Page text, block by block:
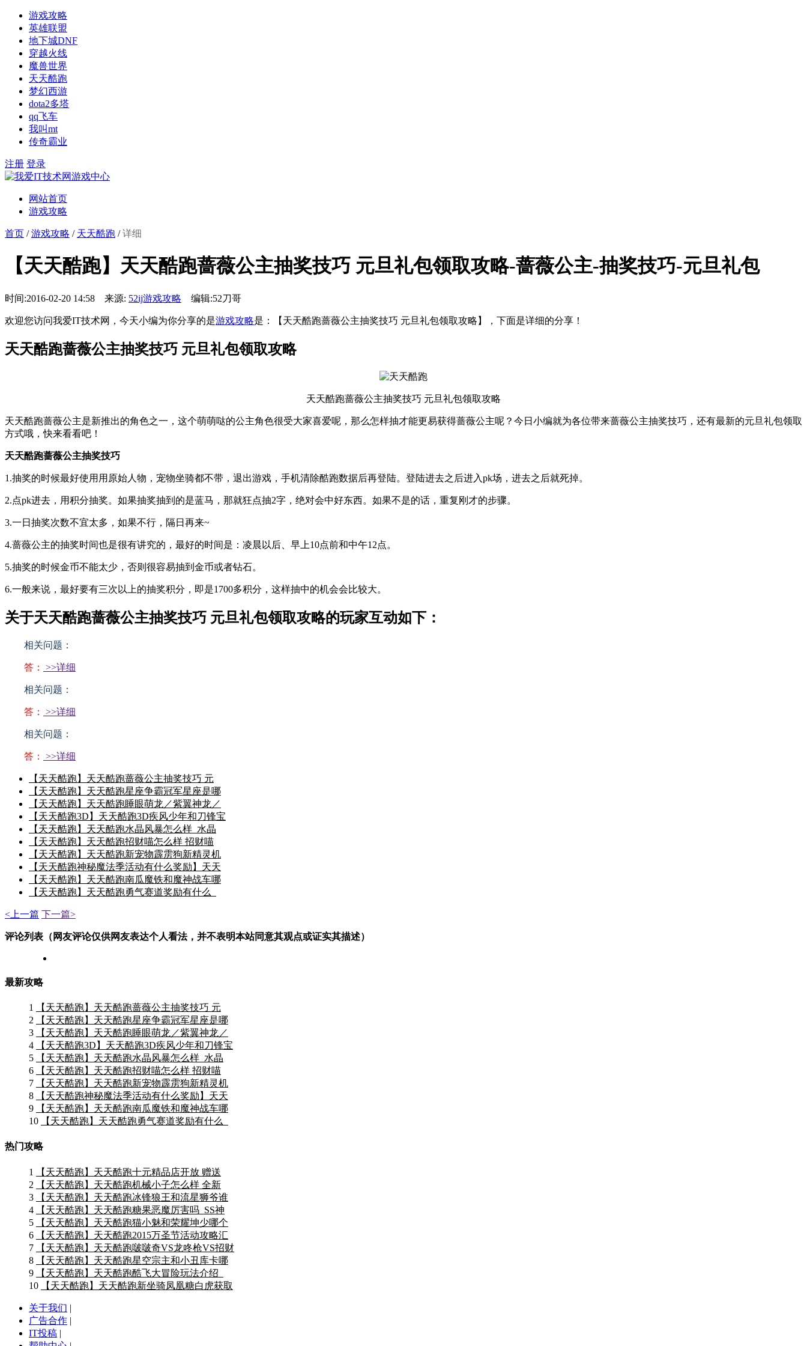
游戏攻略
英雄联盟
地下城DNF
穿越火线
魔兽世界
天天酷跑
梦幻西游
dota2多塔
qq飞车
我叫mt
传奇霸业
注册 登录
网站首页
游戏攻略
首页 /游戏攻略 / 天天酷跑 /详细
【天天酷跑】天天酷跑蔷薇公主抽奖技巧 元旦礼包领取攻略-蔷薇公主-抽奖技巧-元旦礼包
时间:2016-02-20 14:58 来源: 52ij游戏攻略 编辑:52刀哥
欢迎您访问我爱IT技术网，今天小编为你分享的是游戏攻略是：【天天酷跑蔷薇公主抽奖技巧 元旦礼包领取攻略】，下面是详细的分享！
天天酷跑蔷薇公主抽奖技巧 元旦礼包领取攻略
天天酷跑蔷薇公主抽奖技巧 元旦礼包领取攻略
天天酷跑蔷薇公主是新推出的角色之一，这个萌萌哒的公主角色很受大家喜爱呢，那么怎样抽才能更易获得蔷薇公主呢？今日小编就为各位带来蔷薇公主抽奖技巧，还有最新的元旦礼包领取
方式哦，快来看看吧！
天天酷跑蔷薇公主抽奖技巧
1.抽奖的时候最好使用用原始人物，宠物坐骑都不带，退出游戏，手机清除酷跑数据后再登陆。登陆进去之后进入pk场，进去之后就死掉。
2.点pk进去，用积分抽奖。如果抽奖抽到的是蓝马，那就狂点抽2字，绝对会中好东西。如果不是的话，重复刚才的步骤。
3.一日抽奖次数不宜太多，如果不行，隔日再来~
4.蔷薇公主的抽奖时间也是很有讲究的，最好的时间是：凌晨以后、早上10点前和中午12点。
5.抽奖的时候金币不能太少，否则很容易抽到金币或者钻石。
6.一般来说，最好要有三次以上的抽奖积分，即是1700多积分，这样抽中的机会会比较大。
关于天天酷跑蔷薇公主抽奖技巧 元旦礼包领取攻略的玩家互动如下：
相关问题：
答： >>详细
相关问题：
答： >>详细
相关问题：
答： >>详细
【天天酷跑】天天酷跑蔷薇公主抽奖技巧 元
【天天酷跑】天天酷跑星座争霸冠军星座是哪
【天天酷跑】天天酷跑睡眼萌龙／紫翼神龙／
【天天酷跑3D】天天酷跑3D疾风少年和刀锋宝
【天天酷跑】天天酷跑水晶风暴怎么样_水晶
【天天酷跑】天天酷跑招财喵怎么样 招财喵
【天天酷跑】天天酷跑新宠物霹雳狗新精灵机
【天天酷跑神秘魔法季活动有什么奖励】天天
【天天酷跑】天天酷跑南瓜魔铁和魔神战车哪
【天天酷跑】天天酷跑勇气赛道奖励有什么_
<上一篇 下一篇>
评论列表（网友评论仅供网友表达个人看法，并不表明本站同意其观点或证实其描述）
最新攻略
1
【天天酷跑】天天酷跑蔷薇公主抽奖技巧 元
2
【天天酷跑】天天酷跑星座争霸冠军星座是哪
3
【天天酷跑】天天酷跑睡眼萌龙／紫翼神龙／
4
【天天酷跑3D】天天酷跑3D疾风少年和刀锋宝
5
【天天酷跑】天天酷跑水晶风暴怎么样_水晶
6
【天天酷跑】天天酷跑招财喵怎么样 招财喵
7
【天天酷跑】天天酷跑新宠物霹雳狗新精灵机
8
【天天酷跑神秘魔法季活动有什么奖励】天天
9
【天天酷跑】天天酷跑南瓜魔铁和魔神战车哪
10
【天天酷跑】天天酷跑勇气赛道奖励有什么_
热门攻略
1
【天天酷跑】天天酷跑十元精品店开放 赠送
2
【天天酷跑】天天酷跑机械小子怎么样 全新
3
【天天酷跑】天天酷跑冰锋狼王和流星狮爷谁
4
【天天酷跑】天天酷跑糖果恶魔厉害吗_SS神
5
【天天酷跑】天天酷跑猫小魅和荣耀坤少哪个
6
【天天酷跑】天天酷跑2015万圣节活动攻略汇
7
【天天酷跑】天天酷跑啵啵奇VS龙咚枪VS招财
8
【天天酷跑】天天酷跑星空宗主和小丑库卡哪
9
【天天酷跑】天天酷跑酷飞大冒险玩法介绍_
10
【天天酷跑】天天酷跑新坐骑凤凰糖白虎获取
关于我们 |
广告合作 |
IT投稿 |